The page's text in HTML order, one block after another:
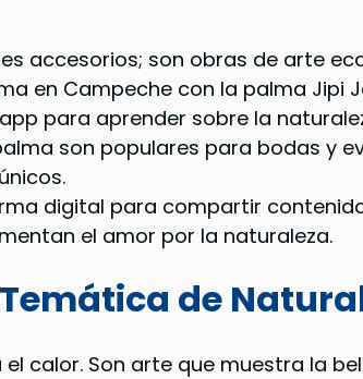
accesorios; son obras de arte
en Campeche con la palma Jipi
para aprender sobre la
son populares para bodas y
digital para compartir
el amor por la naturaleza.
de
calor. Son arte que muestra la